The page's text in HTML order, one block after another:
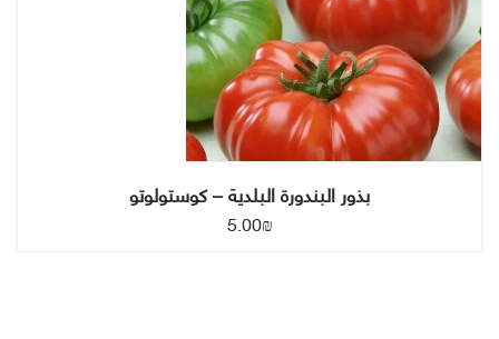
بذور البندورة البلدية – كوستولوتو
5.00₪